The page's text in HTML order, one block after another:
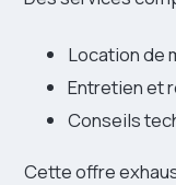
Location de
Entretien et
Conseils
Cette offre